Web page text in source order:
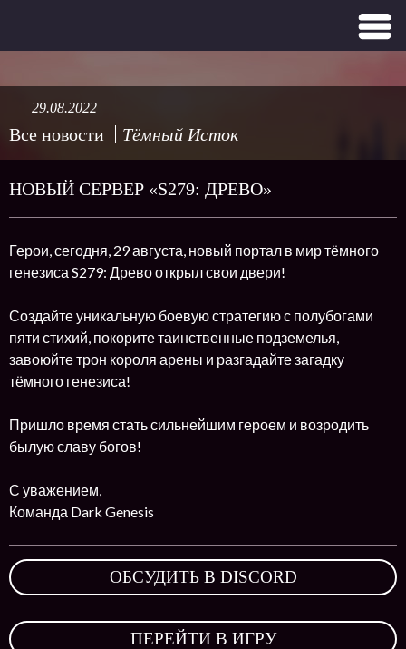
Все новости Тёмный Исток
29.08.2022
НОВЫЙ СЕРВЕР «S279: ДРЕВО»
Герои, сегодня, 29 августа, новый портал в мир тёмного
генезиса S279: Древо открыл свои двери!
Создайте уникальную боевую стратегию с полубогами
пяти стихий, покорите таинственные подземелья,
завоюйте трон короля арены и разгадайте загадку
тёмного генезиса!
Пришло время стать сильнейшим героем и возродить
былую славу богов!
С уважением,
Команда Dark Genesis
ОБСУДИТЬ В DISCORD
ПЕРЕЙТИ В ИГРУ